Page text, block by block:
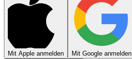
Mit Apple anmelden Mit Google anmelden